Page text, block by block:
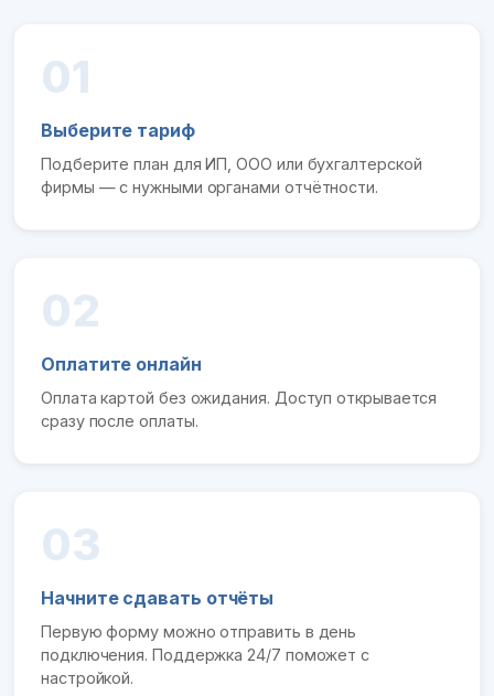
01
Выберите тариф
Подберите план для ИП, ООО или бухгалтерской
фирмы — с нужными органами отчётности.
02
Оплатите онлайн
Оплата картой без ожидания. Доступ открывается
сразу после оплаты.
03
Начните сдавать отчёты
Первую форму можно отправить в день
подключения. Поддержка 24/7 поможет с
настройкой.